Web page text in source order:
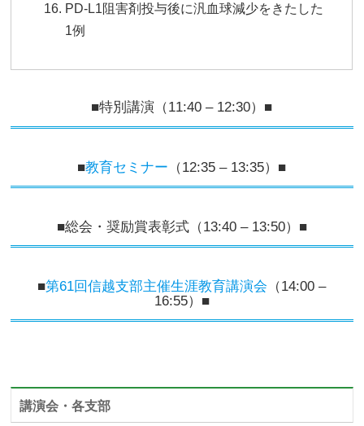
PD-L1阻害剤投与後に汎血球減少をきたした
1例
■特別講演（11:40 – 12:30）■
■教育セミナー （12:35 – 13:35）■
■総会・奨励賞表彰式（13:40 – 13:50）■
■第61回信越支部主催生涯教育講演会 （14:00 –
16:55）■
講演会・各支部